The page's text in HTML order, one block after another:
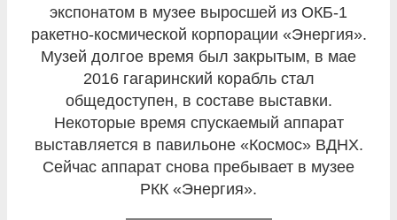
экспонатом в музее выросшей из ОКБ-1
ракетно-космической корпорации «Энергия».
Музей долгое время был закрытым, в мае
2016 гагаринский корабль стал
общедоступен, в составе выставки.
Некоторые время спускаемый аппарат
выставляется в павильоне «Космос» ВДНХ.
Сейчас аппарат снова пребывает в музее
РКК «Энергия».